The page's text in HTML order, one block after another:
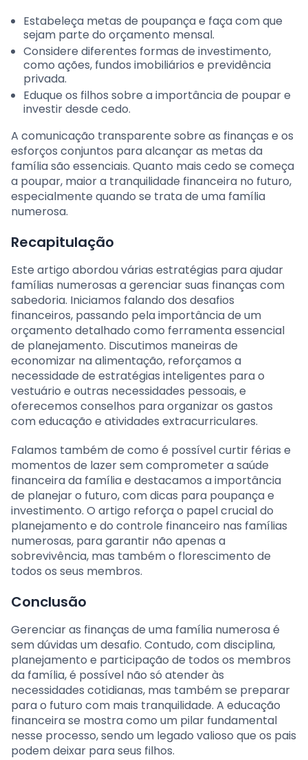
Estabeleça metas de poupança e faça com que
sejam parte do orçamento mensal.
Considere diferentes formas de investimento,
como ações, fundos imobiliários e previdência
privada.
Eduque os filhos sobre a importância de poupar e
investir desde cedo.
A comunicação transparente sobre as finanças e os
esforços conjuntos para alcançar as metas da
família são essenciais. Quanto mais cedo se começa
a poupar, maior a tranquilidade financeira no futuro,
especialmente quando se trata de uma família
numerosa.
Recapitulação
Este artigo abordou várias estratégias para ajudar
famílias numerosas a gerenciar suas finanças com
sabedoria. Iniciamos falando dos desafios
financeiros, passando pela importância de um
orçamento detalhado como ferramenta essencial
de planejamento. Discutimos maneiras de
economizar na alimentação, reforçamos a
necessidade de estratégias inteligentes para o
vestuário e outras necessidades pessoais, e
oferecemos conselhos para organizar os gastos
com educação e atividades extracurriculares.
Falamos também de como é possível curtir férias e
momentos de lazer sem comprometer a saúde
financeira da família e destacamos a importância
de planejar o futuro, com dicas para poupança e
investimento. O artigo reforça o papel crucial do
planejamento e do controle financeiro nas famílias
numerosas, para garantir não apenas a
sobrevivência, mas também o florescimento de
todos os seus membros.
Conclusão
Gerenciar as finanças de uma família numerosa é
sem dúvidas um desafio. Contudo, com disciplina,
planejamento e participação de todos os membros
da família, é possível não só atender às
necessidades cotidianas, mas também se preparar
para o futuro com mais tranquilidade. A educação
financeira se mostra como um pilar fundamental
nesse processo, sendo um legado valioso que os pais
podem deixar para seus filhos.